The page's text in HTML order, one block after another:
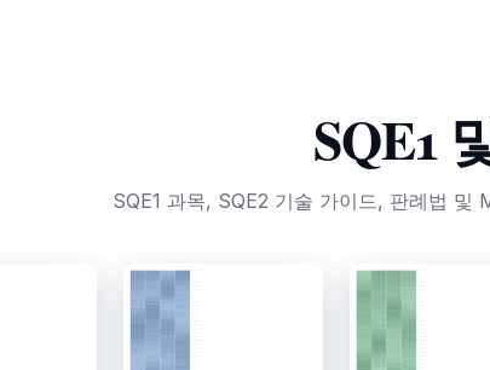
SQE1
SQE1 과목, SQE2 기술 가이드, 판례법 및